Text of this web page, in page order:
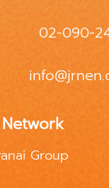
02-090-
Group